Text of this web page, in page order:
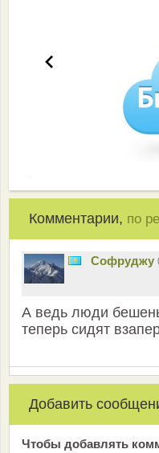
Комментарии, по
Софруджу
А ведь люди
теперь сидят
Добавить
Чтобы добавлять